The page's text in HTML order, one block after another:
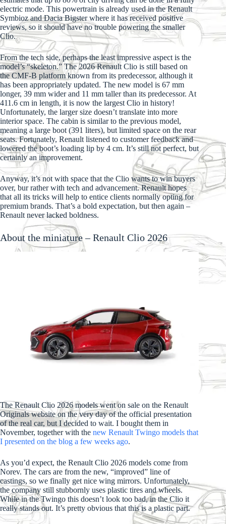
electric mode. This powertrain is already used in the Renault
Symbioz and Dacia Bigster where it has received positive
reviews, so it should have no trouble powering the smaller
Clio.
From the tech side, perhaps the least impressive aspect is the
model’s “skeleton.” The 2026 Renault Clio is still based on
the CMF-B platform known from its predecessor, although it
has been appropriately updated. The new model is 67 mm
longer, 39 mm wider and 11 mm taller than its predecessor. At
411.6 cm in length, it is now the largest Clio in history!
Unfortunately, the larger size doesn’t translate into more
interior space. The cabin is similar to the previous model,
meaning a large boot (391 liters), but limited space on the rear
seats. Fortunately, Renault listened to customer feedback and
lowered the boot’s loading lip by 4 cm. It’s still not perfect, but
certainly an improvement.
Anyway, it’s not with space that the Clio wants to win buyers
over, bur rather with tech and advancement. Renault hopes
that all its tricks will help to entice clients normally opting for
premium brands. That’s a bold expectation, but then again –
Renault never lacked boldness.
About the miniature – Renault Clio 2026
The Renault Clio 2026 models went on sale on the Renault
Originals website on the very day of the official presentation
of the real car, but I decided to wait. I bought them in
November, together with the new Renault Twingo models that
I presented on the blog a few weeks ago.
As you’d expect, the Renault Clio 2026 models come from
Norev. The cars are from the new, “improved” line of
castings, so we finally get nice wing mirrors. Unfortunately,
the company still stubbornly uses plastic tires and wheels.
While in the Twingo this doesn’t look too bad, in the Clio it
really stands out. It’s pretty obvious that this is a plastic part.